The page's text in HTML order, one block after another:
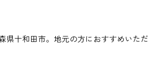
十和田市。地元の方におすすめいた